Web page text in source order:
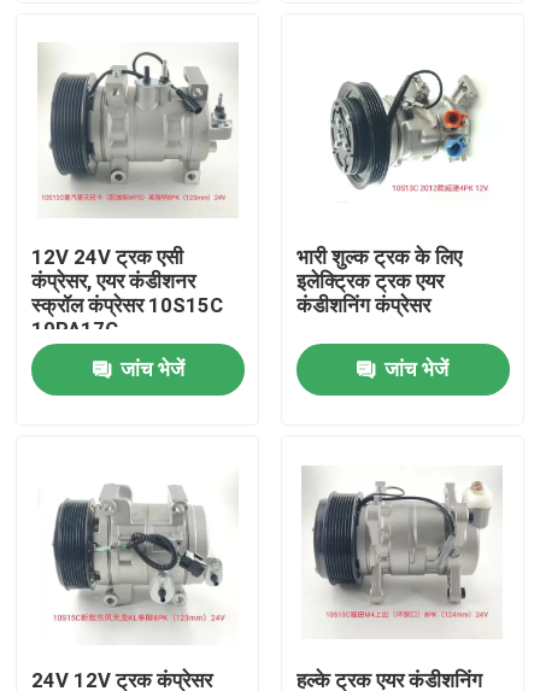
उत्पाद
वीडियो
हमारे बारे में
कारखाने का दौरा
गुणवत्ता नियंत्रण
मामलों
एक बोली का अनुरोध
ईवी कार एसी कंप्रेसर
12V 24V ट्रक एसी
कंप्रेसर, एयर कंडीशनर
स्क्रॉल कंप्रेसर 10S15C
10PA17C
जांच भेजें
भारी शुल्क ट्रक के लिए
इलेक्ट्रिक ट्रक एयर
कंडीशनिंग कंप्रेसर
जांच भेजें
24V 12V ट्रक कंप्रेसर हल्के ट्रक एयर कंडीशनिंग